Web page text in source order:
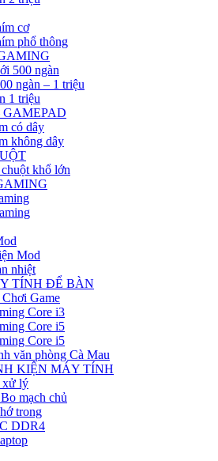
cơ
phổ thông
500 ngàn
ngàn – 1 triệu
1 triệu
có dây
không dây
khổ lớn
Mod
nhiệt
TÍNH ĐỂ BÀN
Game
Core i3
Core i5
Core i5
văn phòng Cà Mau
KIỆN MÁY TÍNH
xử lý
mạch chủ
trong
DDR4